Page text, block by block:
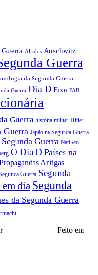
Guerra Aliados Auschwitz
Guerra
da Segunda Guerra
Guerra Dia D Eixo FAB
Guerra história militar Hitler
Guerra Japão na Segunda Guerra
Guerra NatGeo
O Dia D Países na
Propagandas Antigas
Guerra Segunda
em dia Segunda
da Segunda Guerra
Feito em